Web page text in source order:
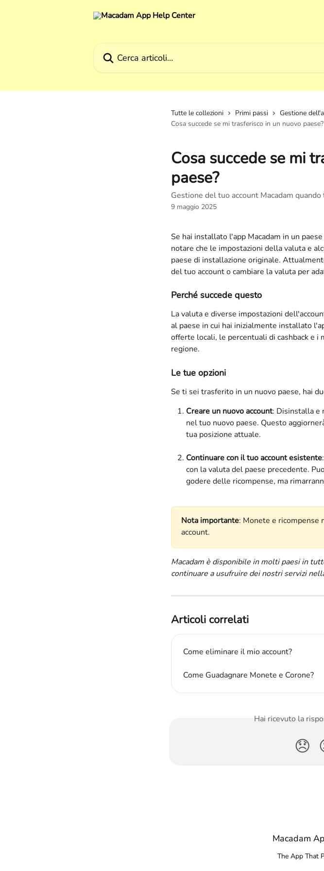
Tutte le collezioni Primi passi
Gestione
Cosa succede se mi trasferisco in un nuovo paese?
Cosa succede se mi
paese?
Gestione del tuo account Macadam
9 maggio 2025
Se hai installato l'app Macadam in un
notare che le impostazioni della valuta e
paese di installazione originale.
del tuo account o cambiare la valuta per
Perché succede questo
La valuta e diverse impostazioni
al paese in cui hai inizialmente installato
offerte locali, le percentuali di cashback e
regione.
Le tue opzioni
Se ti sei trasferito in un nuovo paese, hai
Creare un nuovo account: Disinstalla e
nel tuo nuovo paese. Questo
tua posizione attuale.
Continuare con il tuo account esistente
con la valuta del paese precedente.
godere delle ricompense, ma
Nota importante: Monete e ricompense
account.
Macadam è disponibile in molti paesi in
continuare a usufruire dei nostri servizi
Articoli correlati
Come eliminare il mio account?
Come Guadagnare Monete e Corone?
Hai ricevuto la
😞
Macadam
The App That